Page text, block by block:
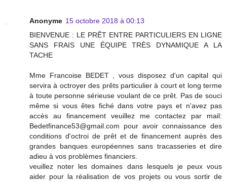
Anonyme 15 octobre 2018 à 00:13
BIENVENUE : LE PRÊT ENTRE PARTICULIERS EN LIGNE
SANS FRAIS UNE ÉQUIPE TRÈS DYNAMIQUE A LA
TACHE
Mme Francoise BEDET , vous disposez d'un capital qui
servira à octroyer des prêts particulier à court et long terme
à toute personne sérieuse voulant de ce prêt. Pas de souci
même si vous êtes fiché dans votre pays et n'avez pas
accès au financement veuillez me contactez par mail:
Bedetfinance53@gmail.com pour avoir connaissance des
conditions d'octroi de prêt et de financement auprès des
grandes banques européennes sans tracasseries et dire
adieu à vos problèmes financiers.
veuillez noter les domaines dans lesquels je peux vous
aider pour la réalisation de vos projets ou vous sortir de